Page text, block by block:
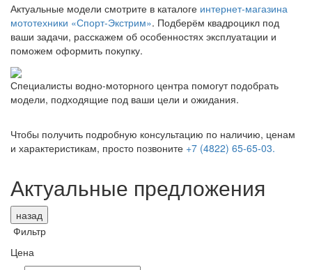
Актуальные модели смотрите в каталоге интернет-магазина
мототехники «Спорт-Экстрим». Подберём квадроцикл под
ваши задачи, расскажем об особенностях эксплуатации и
поможем оформить покупку.
Специалисты водно-моторного центра помогут подобрать
модели, подходящие под ваши цели и ожидания.
Чтобы получить подробную консультацию по наличию, ценам
и характеристикам, просто позвоните +7 (4822) 65-65-03.
Актуальные предложения
назад
Фильтр
Цена